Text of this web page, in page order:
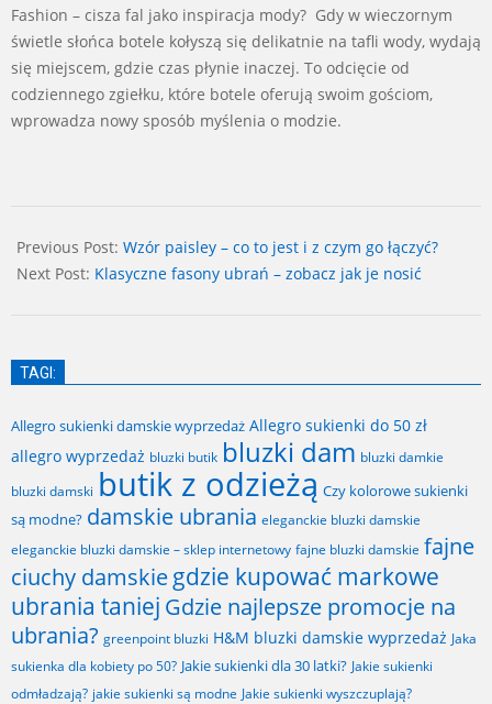
Fashion – cisza fal jako inspiracja mody? Gdy w wieczornym
świetle słońca botele kołyszą się delikatnie na tafli wody, wydają
się miejscem, gdzie czas płynie inaczej. To odcięcie od
codziennego zgiełku, które botele oferują swoim gościom,
wprowadza nowy sposób myślenia o modzie.
04-
01
Previous Post: Wzór paisley – co to jest i z czym go łączyć?
Next Post: Klasyczne fasony ubrań – zobacz jak je nosić
TAGI:
Allegro sukienki damskie wyprzedaż Allegro sukienki do 50 zł
allegro wyprzedaż bluzki butik bluzki dam bluzki damkie
bluzki damski butik z odzieżą Czy kolorowe sukienki
są modne? damskie ubrania eleganckie bluzki damskie
eleganckie bluzki damskie – sklep internetowy fajne bluzki damskie fajne
ciuchy damskiegdzie kupować markowe
ubrania taniej Gdzie najlepsze promocje na
ubrania? greenpoint bluzki H&M bluzki damskie wyprzedaż Jaka
sukienka dla kobiety po 50? Jakie sukienki dla 30 latki? Jakie sukienki
odmładzają? jakie sukienki są modne Jakie sukienki wyszczuplają?